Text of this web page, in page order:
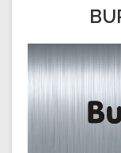
Video
Player